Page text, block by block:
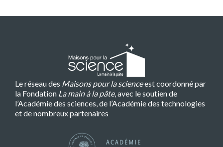
Le réseau des Maisons pour la scienceest coordonné par
la Fondation La main à la pâte, avec le soutien de
l’Académie des sciences, de l’Académie des technologies
et de nombreux partenaires